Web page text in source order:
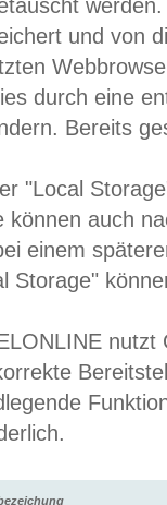
und von
durch eine
Bereits
"Local
können auch
einem
Storage"
nutzt